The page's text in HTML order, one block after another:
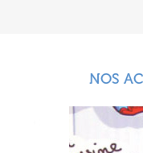
NOS